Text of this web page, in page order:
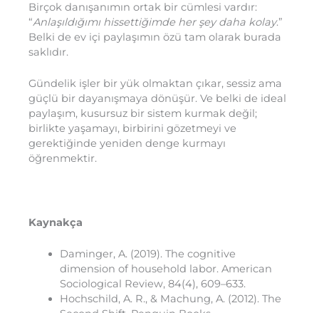
Birçok danışanımın ortak bir cümlesi vardır:
“Anlaşıldığımı hissettiğimde her şey daha kolay.”
Belki de ev içi paylaşımın özü tam olarak burada
saklıdır.
Gündelik işler bir yük olmaktan çıkar, sessiz ama
güçlü bir dayanışmaya dönüşür. Ve belki de ideal
paylaşım, kusursuz bir sistem kurmak değil;
birlikte yaşamayı, birbirini gözetmeyi ve
gerektiğinde yeniden denge kurmayı
öğrenmektir.
Kaynakça
Daminger, A. (2019). The cognitive
dimension of household labor. American
Sociological Review, 84(4), 609–633.
Hochschild, A. R., & Machung, A. (2012). The